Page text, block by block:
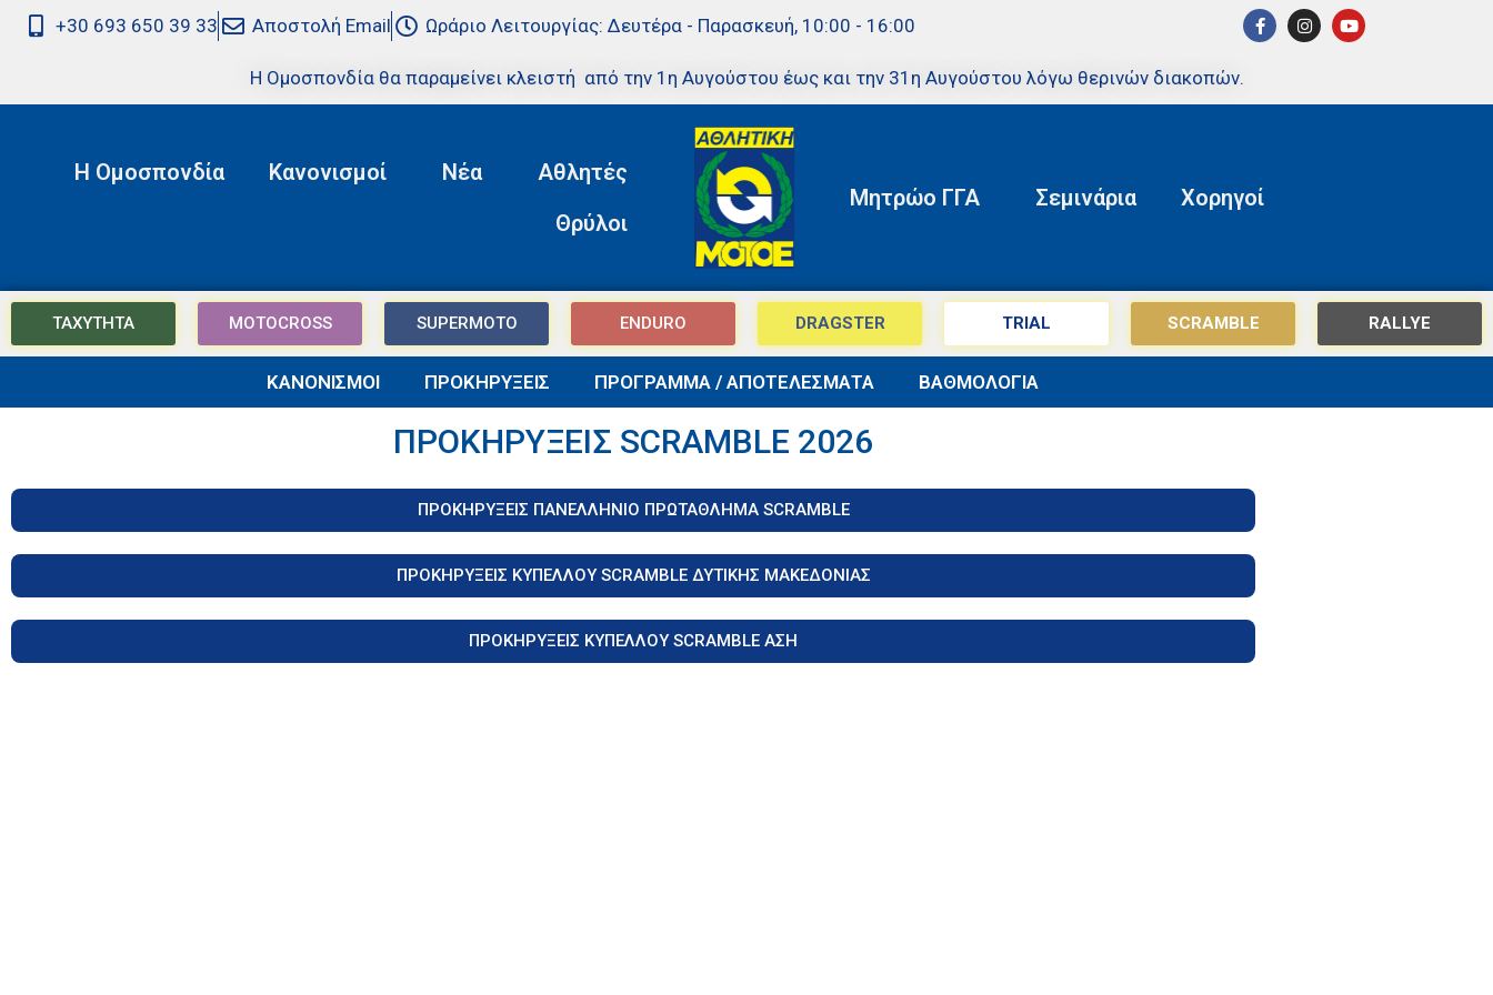
+30 693 650 39 33 Αποστολή Email Ωράριο Λειτουργίας: Δευτέρα - Παρασκευή, 10:00 - 16:00
Η Ομοσπονδία θα παραμείνει κλειστή από την 1η Αυγούστου έως και την 31η Αυγούστου λόγω θερινών διακοπών.
Η Ομοσπονδία Κανονισμοί Νέα
Αθλητές
Θρύλοι
Μητρώο ΓΓΑ Σεμινάρια Χορηγοί
ΤΑΧΥΤΗΤΑ MOTOCROSS SUPERMOTO ENDURO DRAGSTER TRIAL SCRAMBLE RALLYE
ΚΑΝΟΝΙΣΜΟΙ ΠΡΟΚΗΡΥΞΕΙΣ ΠΡΟΓΡΑΜΜΑ / ΑΠΟΤΕΛΕΣΜΑΤΑ ΒΑΘΜΟΛΟΓΙΑ
ΠΡΟΚΗΡΥΞΕΙΣ SCRAMBLE 2026
ΠΡΟΚΗΡΥΞΕΙΣ ΠΑΝΕΛΛΗΝΙΟ ΠΡΩΤΑΘΛΗΜΑ SCRAMBLE
ΠΡΟΚΗΡΥΞΕΙΣ ΚΥΠΕΛΛΟΥ SCRAMBLE ΔΥΤΙΚΗΣ ΜΑΚΕΔΟΝΙΑΣ
ΠΡΟΚΗΡΥΞΕΙΣ ΚΥΠΕΛΛΟΥ SCRAMBLE ΑΣΗ